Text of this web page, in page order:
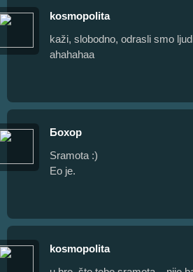
kosmopolita
kaži, slobodno, odrasli smo
ahahahaa
Бохор
Sramota :)
Eo je.
kosmopolita